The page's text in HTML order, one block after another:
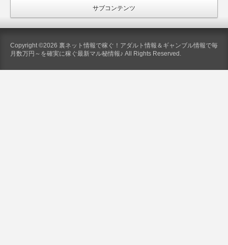
サブコンテンツ
Copyright ©2026 裏ネット情報で稼ぐ！アダルト情報＆ギャンブル情報で毎
月数万円～を確実に稼ぐ最新マル秘情報♪ All Rights Reserved.